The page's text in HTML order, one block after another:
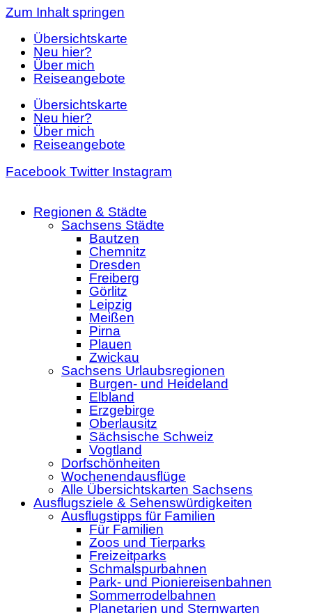
Zum Inhalt springen
Übersichtskarte
Neu hier?
Über mich
Reiseangebote
Übersichtskarte
Neu hier?
Über mich
Reiseangebote
Facebook Twitter Instagram
Regionen & Städte
Sachsens Städte
Bautzen
Chemnitz
Dresden
Freiberg
Görlitz
Leipzig
Meißen
Pirna
Plauen
Zwickau
Sachsens Urlaubsregionen
Burgen- und Heideland
Elbland
Erzgebirge
Oberlausitz
Sächsische Schweiz
Vogtland
Dorfschönheiten
Wochenendausflüge
Alle Übersichtskarten Sachsens
Ausflugsziele & Sehenswürdigkeiten
Ausflugstipps für Familien
Für Familien
Zoos und Tierparks
Freizeitparks
Schmalspurbahnen
Park- und Pioniereisenbahnen
Sommerrodelbahnen
Planetarien und Sternwarten